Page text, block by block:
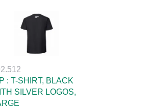
: T-SHIRT, BLACK
SILVER LOGOS,